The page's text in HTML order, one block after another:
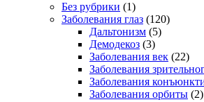
Без рубрики (1)
Заболевания глаз (120)
Дальтонизм (5)
Демодекоз (3)
Заболевания век (22)
Заболевания
Заболевания
Заболевания орбиты (2)